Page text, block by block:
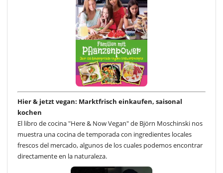
Hier & jetzt vegan: Marktfrisch einkaufen, saisonal
kochen
El libro de cocina "Here & Now Vegan" de Björn Moschinski nos
muestra una cocina de temporada con ingredientes locales
frescos del mercado, algunos de los cuales podemos encontrar
directamente en la naturaleza.